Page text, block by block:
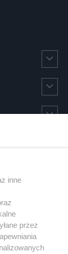
inne
przez